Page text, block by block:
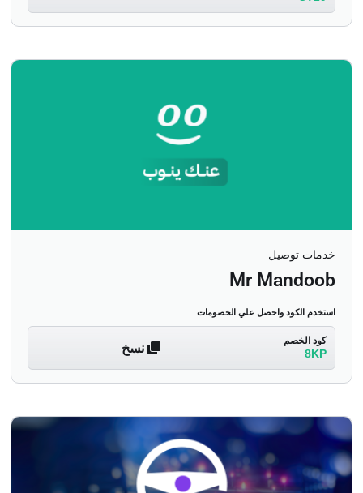
خدمات توصيل
Mr Mandoob
استخدم الكود واحصل علي الخصومات
كود الخصم
8KP